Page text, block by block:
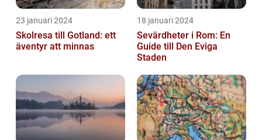
23 januari 2024
Skolresa till Gotland: ett
äventyr att minnas
18 januari 2024
Sevärdheter i Rom: En
Guide till Den Eviga
Staden